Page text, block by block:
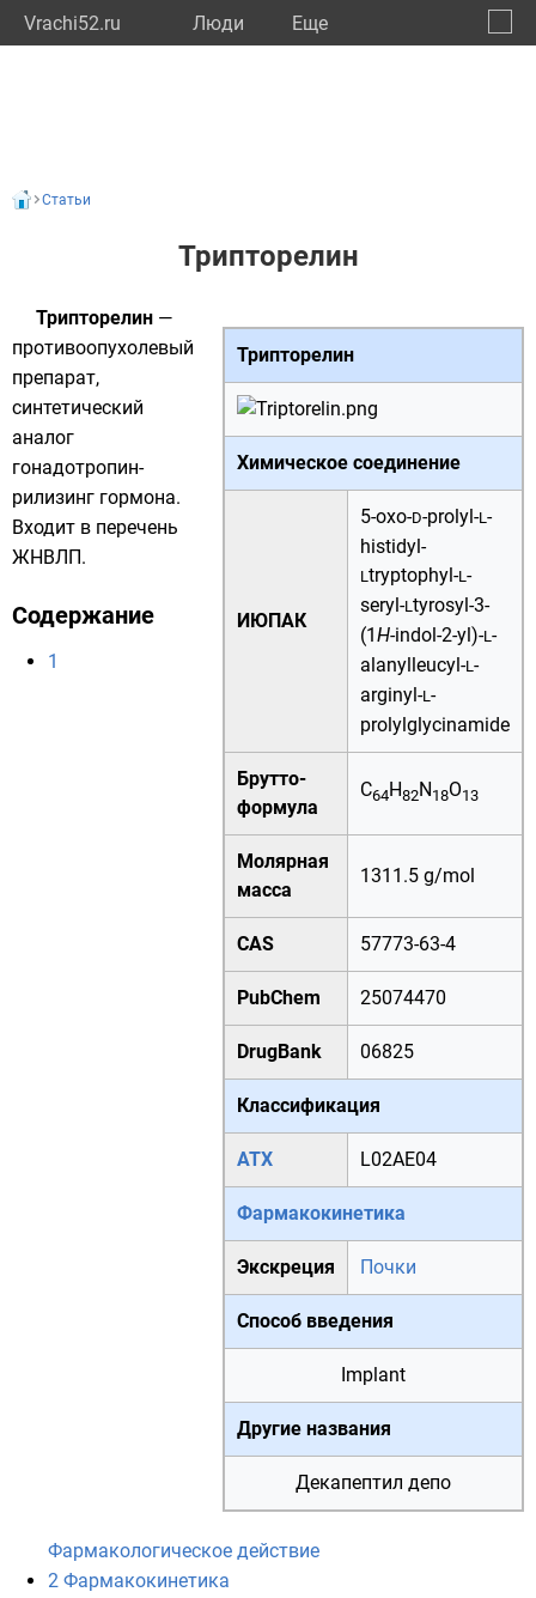
Vrachi52.ru Люди Eще
Статьи
Трипторелин
Трипторелин
Химическое соединение
ИЮПАК
5-oxo-D-prolyl-L-
histidyl-
Ltryptophyl-L-
seryl-Ltyrosyl-3-
(1H-indol-2-yl)-L-
alanylleucyl-L-
arginyl-L-
prolylglycinamide
Брутто-
формула
C64H82N18O13
Молярная
масса
1311.5 g/mol
CAS 57773-63-4
PubChem 25074470
DrugBank 06825
Классификация
АТХ L02AE04
Фармакокинетика
Экскреция Почки
Способ введения
Implant
Другие названия
Декапептил депо
Трипторелин —
противоопухолевый
препарат,
синтетический
аналог
гонадотропин-
рилизинг гормона.
Входит в перечень
ЖНВЛП.
Содержание
1
Фармакологическое действие
2 Фармакокинетика